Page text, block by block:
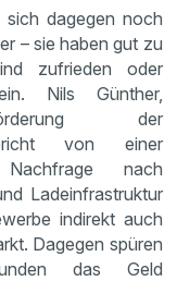
dagegen noch
– sie haben gut zu
zufrieden oder
Nils Günther,
der
von einer
nach
Ladeinfrastruktur
indirekt auch
Dagegen spüren
das Geld